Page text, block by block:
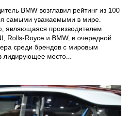
BMW возглавил рейтинг из 100
самыми уважаемыми в мире.
являющаяся производителем
Rolls-Royce и BMW, в очередной
среди брендов с мировым
лидирующее место...